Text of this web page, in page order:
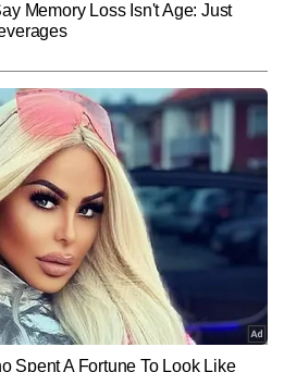
नवभारत डिजिटल में सीनियर कॉपी एडिटर के रूप में
9 वर्षों का अनुभव रखते हैं। जर्नलिज़्म में मास्टर्स डिग्री
वे न्यूजरूम के विभिन्न आयामों—कॉपी एडिटिंग, कंटेंट
मॉनिटरिंग में दक्षता के साथ काम कर रहे हैं।
और ब्रेकिंग न्यूज पर उनकी मजबूत पकड़ है। अनुराग खबरों
फैक्ट चेकिंग और स्टोरी के अहम पहलुओं को पाठकों तक
जाने जाते हैं। उन्होंने अब तक 10 हजार से अधिक
जिनमें ब्रेकिंग अपडेट्स, एनालिटिकल कंटेंट, स्पेशल
शामिल हैं।
our daily Newsletter!